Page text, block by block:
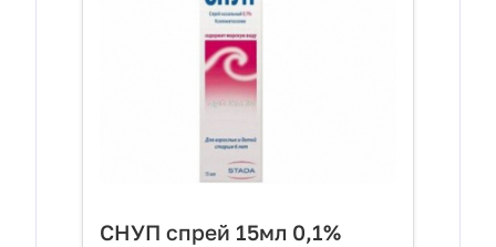
СНУП спрей 15мл 0,1%